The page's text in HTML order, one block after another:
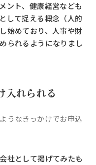
ント、健康経営なども
して捉える概念（人的
始めており、人事や財
られるようになりまし
入れられる
うなきっかけでお申込
社として掲げてみたも